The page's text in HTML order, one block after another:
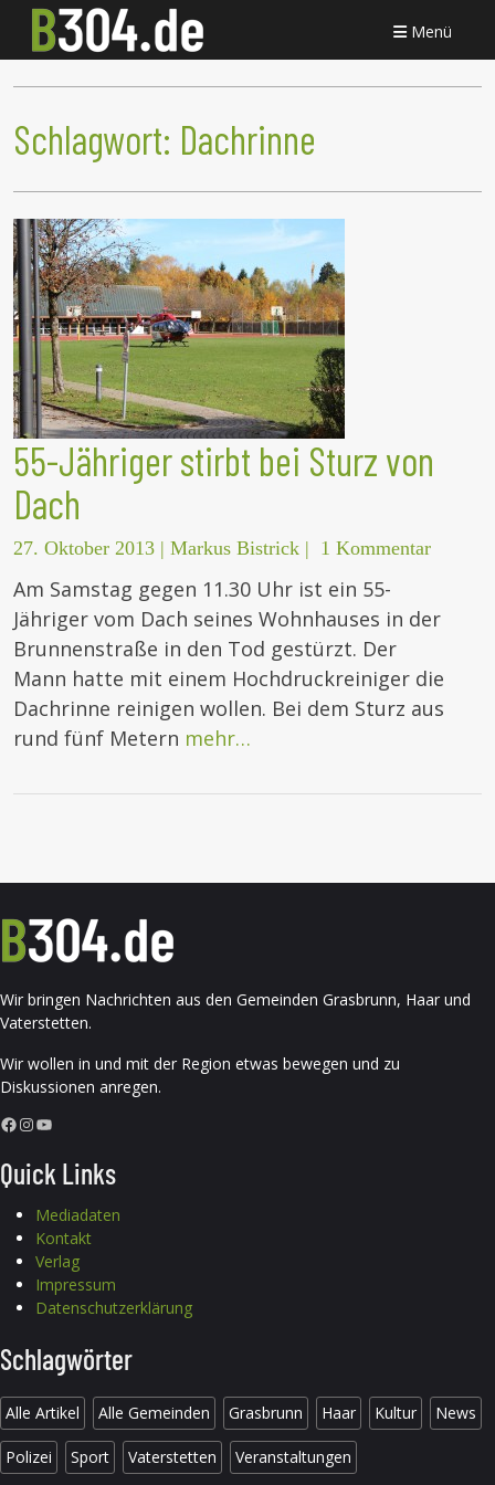
Menü
Schlagwort: Dachrinne
55-Jähriger stirbt bei Sturz von
Dach
27. Oktober 2013 | Markus Bistrick | 1 Kommentar
Am Samstag gegen 11.30 Uhr ist ein 55-
Jähriger vom Dach seines Wohnhauses in der
Brunnenstraße in den Tod gestürzt. Der
Mann hatte mit einem Hochdruckreiniger die
Dachrinne reinigen wollen. Bei dem Sturz aus
rund fünf Metern mehr…
Wir bringen Nachrichten aus den Gemeinden Grasbrunn, Haar und
Vaterstetten.
Wir wollen in und mit der Region etwas bewegen und zu
Diskussionen anregen.
Facebook InstagramYouTube
Quick Links
Mediadaten
Kontakt
Verlag
Impressum
Datenschutzerklärung
Schlagwörter
Alle Artikel Alle Gemeinden Grasbrunn Haar Kultur News
Polizei Sport Vaterstetten Veranstaltungen